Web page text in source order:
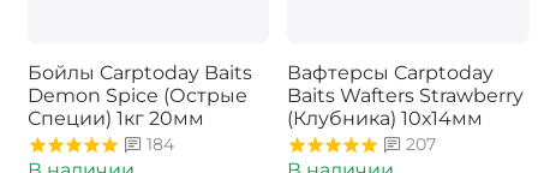
Бойлы Carptoday Baits
Demon Spice (Острые
Специи) 1кг 20мм
184
Вафтерсы Carptoday
Baits Wafters Strawberry
(Клубника) 10х14мм
207